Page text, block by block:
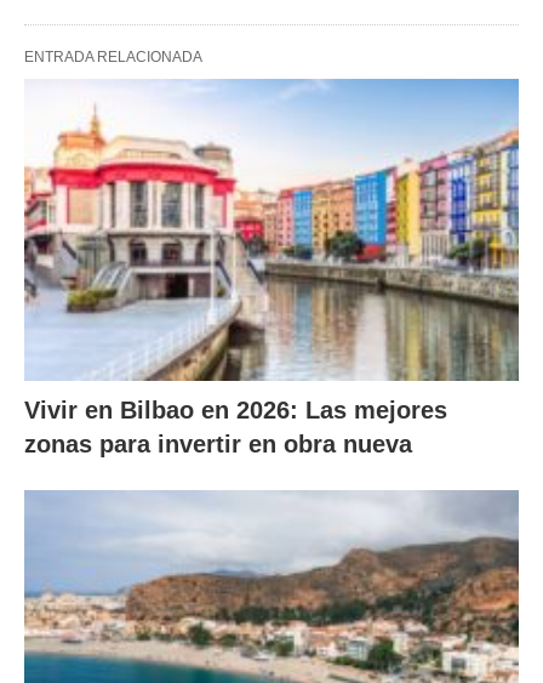
ENTRADA RELACIONADA
Vivir en Bilbao en 2026: Las mejores
zonas para invertir en obra nueva